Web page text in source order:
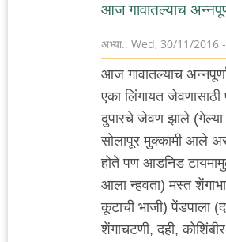
आज गावातल्याच
अभ्या.. Wed, 30/11/2016
आज गावातल्याच
एका लिंगायत जेवणासाठी
दुपारचे जेवण झाले
सोलापूर मुक्कामी आले
होते पण आडनिड
आला न्हवता) मस्त
कूटाची भाजी) पेंडपाला
शेंगाचटणी, दही,